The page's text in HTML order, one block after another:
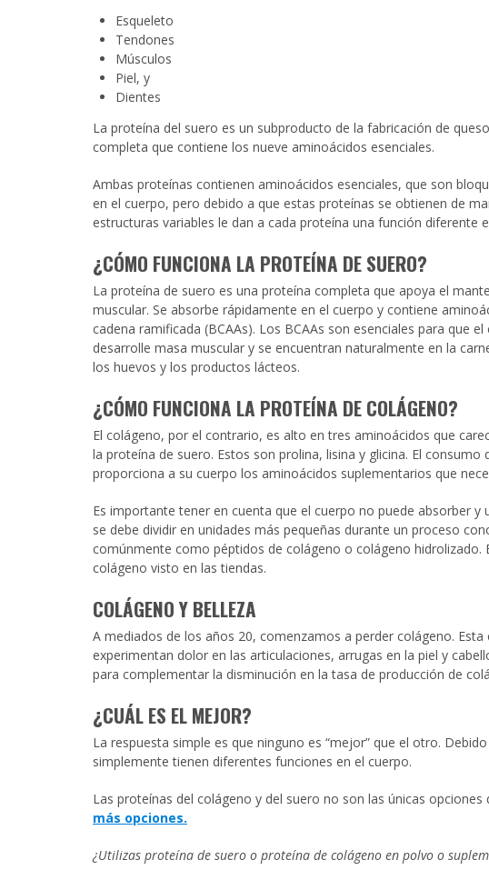
Esqueleto
Tendones
Músculos
Piel, y
Dientes
La proteína del suero es un subproducto de la fabricación de
completa que contiene los nueve aminoácidos esenciales.
Ambas proteínas contienen aminoácidos esenciales, que son
en el cuerpo, pero debido a que estas proteínas se obtienen de
estructuras variables le dan a cada proteína una función diferente
¿CÓMO FUNCIONA LA PROTEÍNA DE SUERO?
La proteína de suero es una proteína completa que apoya el
muscular. Se absorbe rápidamente en el cuerpo y contiene
cadena ramificada (BCAAs). Los BCAAs son esenciales para que el
desarrolle masa muscular y se encuentran naturalmente en la
los huevos y los productos lácteos.
¿CÓMO FUNCIONA LA PROTEÍNA DECOLÁGENO?
El colágeno, por el contrario, es alto en tres aminoácidos que
la proteína de suero. Estos son prolina, lisina y glicina. El consumo
proporciona a su cuerpo los aminoácidos suplementarios que
Es importante tener en cuenta que el cuerpo no puede absorber
se debe dividir en unidades más pequeñas durante un proceso
comúnmente como péptidos de colágeno o colágeno
colágeno visto en las tiendas.
COLÁGENO Y BELLEZA
A mediados de los años 20, comenzamos a perder colágeno.
experimentan dolor en las articulaciones, arrugas en la piel y
para complementar la disminución en la tasa de producción de
¿CUÁL ES EL MEJOR?
La respuesta simple es que ninguno es “mejor” que el otro.
simplemente tienen diferentes funciones en el cuerpo.
Las proteínas del colágeno y del suero no son las únicas
más opciones.
¿Utilizas proteína de suero o proteína de colágeno en polvo o